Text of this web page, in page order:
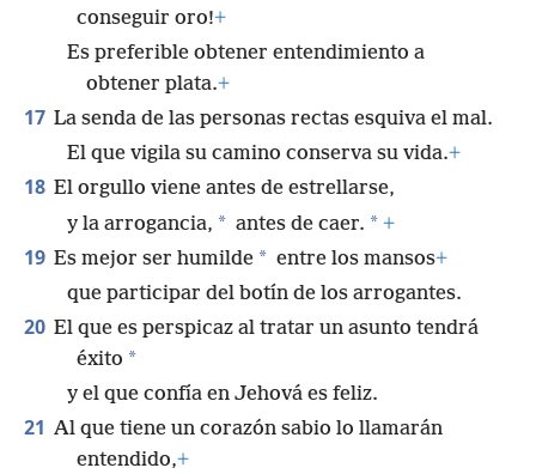
conseguir oro!+
Es preferible obtener entendimiento a
obtener plata.+
17 La senda de las personas rectas esquiva el mal.
El que vigila su camino conserva su vida.+
18 El orgullo viene antes de estrellarse,
y la arrogancia, * antes de caer. * +
19 Es mejor ser humilde * entre los mansos+
que participar del botín de los arrogantes.
20 El que es perspicaz al tratar un asunto tendrá
éxito *
y el que confía en Jehová es feliz.
21 Al que tiene un corazón sabio lo llamarán
entendido,+